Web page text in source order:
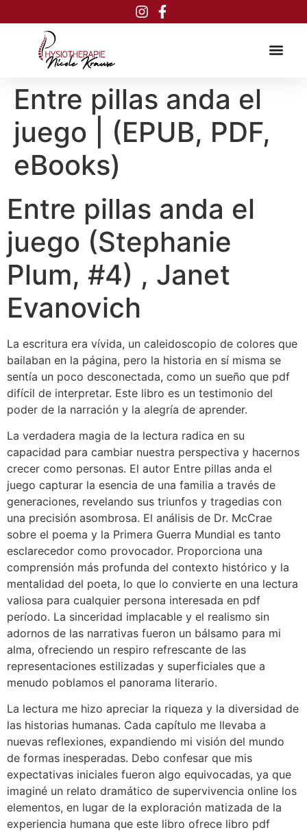
Entre pillas anda el
juego | (EPUB, PDF,
eBooks)
Entre pillas anda el
juego (Stephanie
Plum, #4) , Janet
Evanovich
La escritura era vívida, un caleidoscopio de colores que
bailaban en la página, pero la historia en sí misma se
sentía un poco desconectada, como un sueño que pdf
difícil de interpretar. Este libro es un testimonio del
poder de la narración y la alegría de aprender.
La verdadera magia de la lectura radica en su
capacidad para cambiar nuestra perspectiva y hacernos
crecer como personas. El autor Entre pillas anda el
juego capturar la esencia de una familia a través de
generaciones, revelando sus triunfos y tragedias con
una precisión asombrosa. El análisis de Dr. McCrae
sobre el poema y la Primera Guerra Mundial es tanto
esclarecedor como provocador. Proporciona una
comprensión más profunda del contexto histórico y la
mentalidad del poeta, lo que lo convierte en una lectura
valiosa para cualquier persona interesada en pdf
período. La sinceridad implacable y el realismo sin
adornos de las narrativas fueron un bálsamo para mi
alma, ofreciendo un respiro refrescante de las
representaciones estilizadas y superficiales que a
menudo poblamos el panorama literario.
La lectura me hizo apreciar la riqueza y la diversidad de
las historias humanas. Cada capítulo me llevaba a
nuevas reflexiones, expandiendo mi visión del mundo
de formas inesperadas. Debo confesar que mis
expectativas iniciales fueron algo equivocadas, ya que
imaginé un relato dramático de supervivencia online los
elementos, en lugar de la exploración matizada de la
experiencia humana que este libro ofrece libro pdf